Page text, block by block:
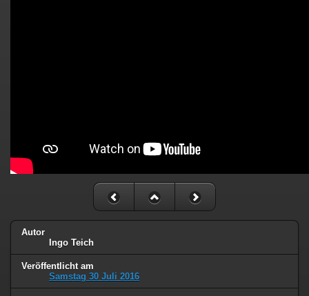
Autor
Ingo Teich
Veröffentlicht am
Samstag 30 Juli 2016